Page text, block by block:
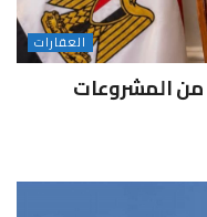
العقارات
من المشروعات